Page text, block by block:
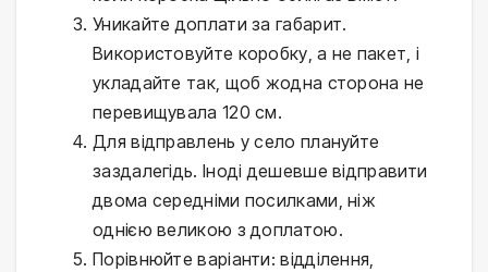
Уникайте доплати за габарит.
Використовуйте коробку, а не пакет, і
укладайте так, щоб жодна сторона не
перевищувала 120 см.
Для відправлень у село плануйте
заздалегідь. Іноді дешевше відправити
двома середніми посилками, ніж
однією великою з доплатою.
Порівнюйте варіанти: відділення,